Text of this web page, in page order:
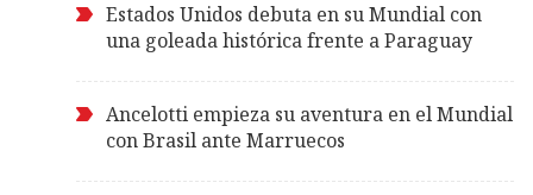
Estados Unidos debuta en su Mundial con
una goleada histórica frente a Paraguay
Ancelotti empieza su aventura en el Mundial
con Brasil ante Marruecos